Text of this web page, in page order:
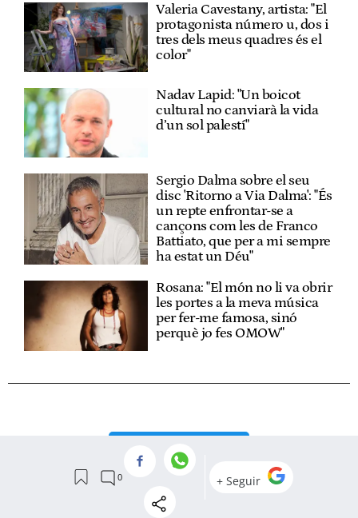
Valeria Cavestany, artista: "El
protagonista número u, dos i
tres dels meus quadres és el
color"
Nadav Lapid: "Un boicot
cultural no canviarà la vida
d’un sol palestí"
Sergio Dalma sobre el seu
disc 'Ritorno a Via Dalma': "És
un repte enfrontar-se a
cançons com les de Franco
Battiato, que per a mi sempre
ha estat un Déu"
Rosana: "El món no li va obrir
les portes a la meva música
per fer-me famosa, sinó
perquè jo fes OMOW"